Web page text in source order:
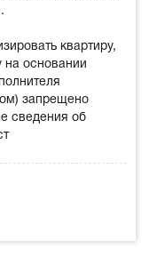
квартиру,
на основании
запрещено
сведения об